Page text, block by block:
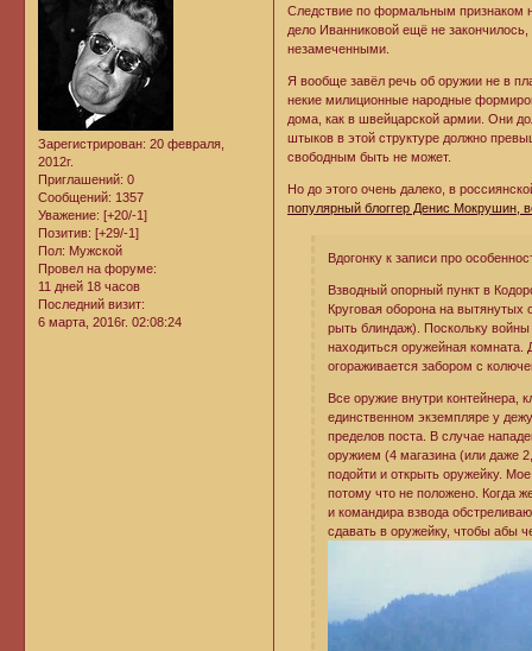
Зарегистрирован: 20 февраля,
2012г.
Приглашений: 0
Сообщений: 1357
Уважение: [+20/-1]
Позитив: [+29/-1]
Пол: Мужской
Провел на форуме:
11 дней 18 часов
Последний визит:
6 марта, 2016г. 02:08:24
Следствие по формальным признаком
дело Иванниковой ещё не
незамеченными.
Я вообще завёл речь об оружии не в
некие милиционные народные
дома, как в швейцарской армии. Они
штыков в этой структуре должно
свободным быть не может.
Но до этого очень далеко, в
популярный блоггер Денис Мокрушин,
Вдогонку к записи про
Взводный опорный пункт в
Круговая оборона на
рыть блиндаж). Поскольку войны
находиться оружейная комната.
огораживается забором с
Все оружие внутри контейнера,
единственном экземпляре у
пределов поста. В случае
оружием (4 магазина (или даже
подойти и открыть оружейку.
потому что не положено. Когда
и командира взвода
сдавать в оружейку, чтобы абы